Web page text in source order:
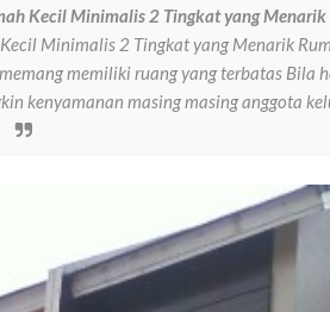
Kecil Minimalis 2 Tingkat yang Menarik
Minimalis 2 Tingkat yang Menarik
memiliki ruang yang terbatas Bila
kenyamanan masing masing anggota